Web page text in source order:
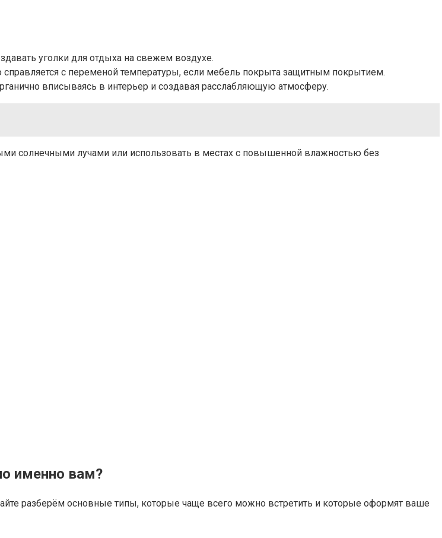
уголки для отдыха на свежем воздухе.
с переменой температуры, если мебель покрыта защитным покрытием.
вписываясь в интерьер и создавая расслабляющую атмосферу.
солнечными лучами или использовать в местах с повышенной влажностью без
именно вам?
разберём основные типы, которые чаще всего можно встретить и которые оформят ваше